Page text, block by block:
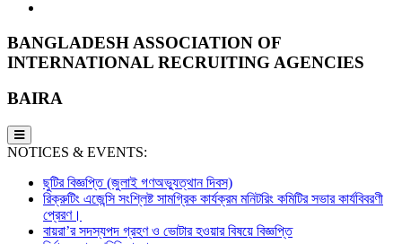
BANGLADESH ASSOCIATION OF
INTERNATIONAL RECRUITING AGENCIES
BAIRA
NOTICES & EVENTS:
ছুটির বিজ্ঞপ্তি (জুলাই গণঅভ্যুত্থান দিবস)
রিক্রুটিং এজেন্সি সংশ্লিষ্ট সামগ্রিক কার্যক্রম মনিটরিং কমিটির সভার কার্যবিবরণী
প্রেরণ।
বায়রা’র সদস্যপদ গ্রহণ ও ভোটার হওয়ার বিষয়ে বিজ্ঞপ্তি